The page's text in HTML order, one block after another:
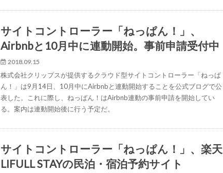
サイトコントローラー「ねっぱん！」、
Airbnbと10月中に連動開始。事前申請受付中
2018.09.15
株式会社クリップスが提供するクラウド型サイトコントローラー「ねっぱ
ん！」は9月14日、10月中にAirbnbと連動開始することを公式ブログで公
表した。これに際し、ねっぱん！はAirbnb連動の事前申請を開始してい
る。案内は連動開始後に行う予定だ。
サイトコントローラー「ねっぱん！」、楽天
LIFULL STAYの民泊・宿泊予約サイト